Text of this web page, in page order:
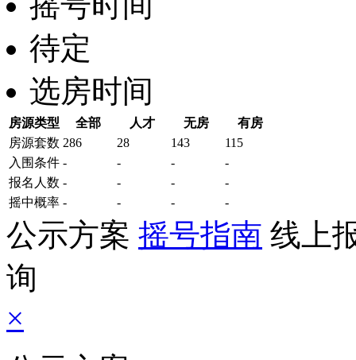
待定
选房时间
房源类型 全部 人才 无房
有房
房源套数 286 28 143
115
入围条件 - - -
-
报名 人数 - - -
-
摇中概率 - - - -
公示方案 摇号指南 线上
询
×